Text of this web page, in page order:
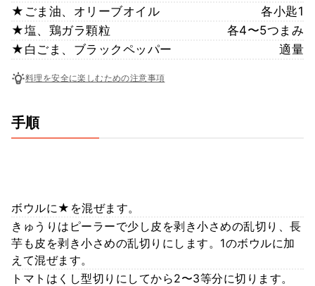
★ごま油、オリーブオイル
各小匙1
★塩、鶏ガラ顆粒
各4〜5つまみ
★白ごま、ブラックペッパー
適量
料理を安全に楽しむための注意事項
手順
ボウルに★を混ぜます。
きゅうりはピーラーで少し皮を剥き小さめの乱切り、長
芋も皮を剥き小さめの乱切りにします。1のボウルに加
えて混ぜます。
トマトはくし型切りにしてから2〜3等分に切ります。